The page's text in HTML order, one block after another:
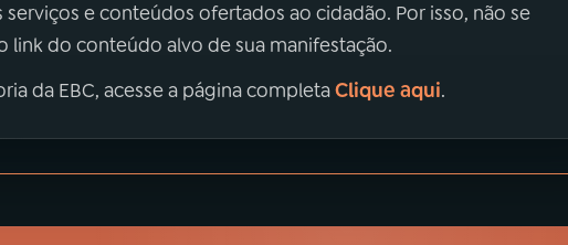
serviços e conteúdos ofertados ao cidadão. Por isso, não se
link do conteúdo alvo de sua manifestação.
da EBC, acesse a página completaClique aqui.